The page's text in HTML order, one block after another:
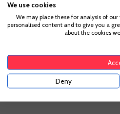
We use cookies
We may place these for analysis of
personalised content and to give you a
about the cookies
Deny